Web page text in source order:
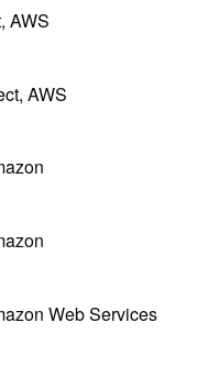
AWS
AWS
Web Services